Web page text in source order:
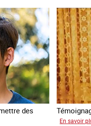
des
En savoir